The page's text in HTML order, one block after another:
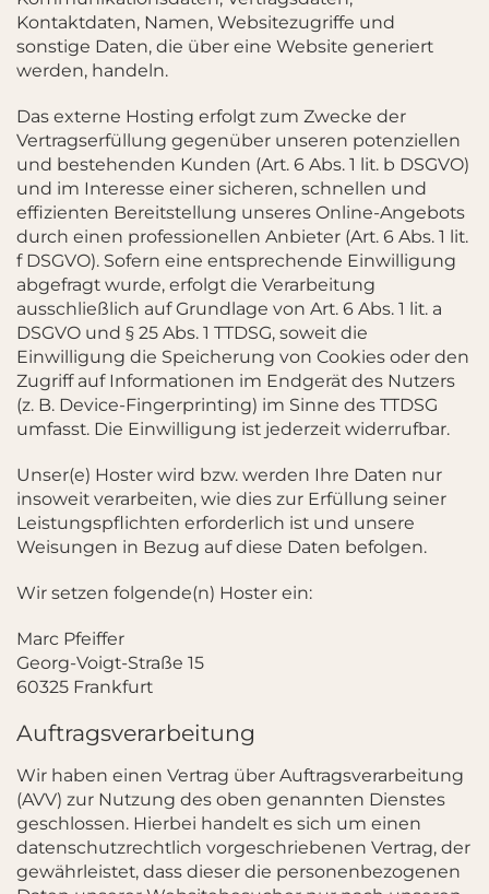
Kontaktdaten, Namen, Websitezugriffe und
sonstige Daten, die über eine Website generiert
werden, handeln.
Das externe Hosting erfolgt zum Zwecke der
Vertragserfüllung gegenüber unseren potenziellen
und bestehenden Kunden (Art. 6 Abs. 1 lit. b DSGVO)
und im Interesse einer sicheren, schnellen und
effizienten Bereitstellung unseres Online-Angebots
durch einen professionellen Anbieter (Art. 6 Abs. 1 lit.
f DSGVO). Sofern eine entsprechende Einwilligung
abgefragt wurde, erfolgt die Verarbeitung
ausschließlich auf Grundlage von Art. 6 Abs. 1 lit. a
DSGVO und § 25 Abs. 1 TTDSG, soweit die
Einwilligung die Speicherung von Cookies oder den
Zugriff auf Informationen im Endgerät des Nutzers
(z. B. Device-Fingerprinting) im Sinne des TTDSG
umfasst. Die Einwilligung ist jederzeit widerrufbar.
Unser(e) Hoster wird bzw. werden Ihre Daten nur
insoweit verarbeiten, wie dies zur Erfüllung seiner
Leistungspflichten erforderlich ist und unsere
Weisungen in Bezug auf diese Daten befolgen.
Wir setzen folgende(n) Hoster ein:
Marc Pfeiffer
Georg-Voigt-Straße 15
60325 Frankfurt
Auftragsverarbeitung
Wir haben einen Vertrag über Auftragsverarbeitung
(AVV) zur Nutzung des oben genannten Dienstes
geschlossen. Hierbei handelt es sich um einen
datenschutzrechtlich vorgeschriebenen Vertrag, der
gewährleistet, dass dieser die personenbezogenen